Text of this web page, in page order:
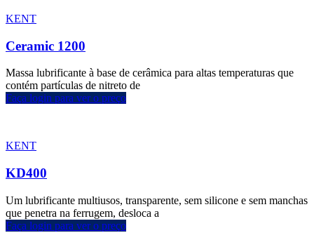
KENT
Ceramic 1200
Massa lubrificante à base de cerâmica para altas temperaturas que
contém partículas de nitreto de
Faça login para ver o preço
KENT
KD400
Um lubrificante multiusos, transparente, sem silicone e sem manchas
que penetra na ferrugem, desloca a
Faça login para ver o preço